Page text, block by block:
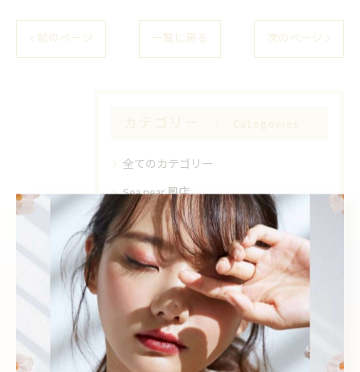
< 前のページ 一覧に戻る 次のページ >
カテゴリー Categories
全てのカテゴリー
Sea pear 鳳店
Sea pear 深井店
韓国風
個室
エクステ
眉毛ワックス
学割